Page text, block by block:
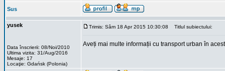
Sus
yusek
Data înscrierii: 08/Noi/2010
Ultima vizita: 31/Aug/2016
Mesaje: 17
Locaţie: Gdańsk (Polonia)
Trimis: Sâm 18 Apr 2015 10:30:08 Titlul subiectului:
Aveți mai multe informații cu transport urban în